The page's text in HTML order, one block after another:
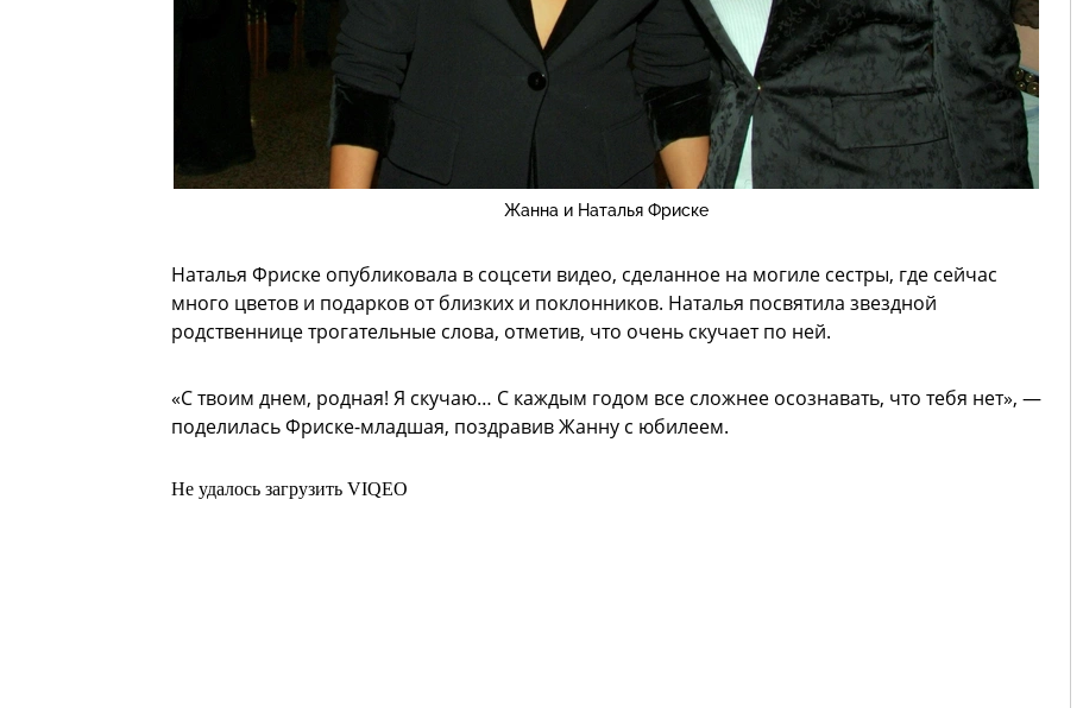
Жанна и Наталья Фриске
Наталья Фриске опубликовала в соцсети видео, сделанное на могиле сестры, где сейчас
много цветов и подарков от близких и поклонников. Наталья посвятила звездной
родственнице трогательные слова, отметив, что очень скучает по ней.
«С твоим днем, родная! Я скучаю… С каждым годом все сложнее осознавать, что тебя нет», —
поделилась Фриске-младшая, поздравив Жанну с юбилеем.
Не удалось загрузить VIQEO